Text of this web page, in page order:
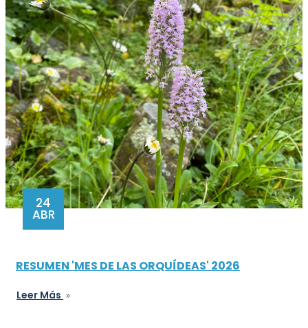
24
ABR
RESUMEN 'MES DE LAS ORQUÍDEAS' 2026
Leer Más